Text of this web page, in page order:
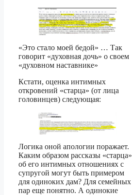
«Это стало моей бедой» … Так
говорит «духовная дочь» о своем
«духовном наставнике»
Кстати, оценка интимных
откровений «старца» (от лица
головинцев) следующая:
Логика оной апологии поражает.
Каким образом рассказы «старца»
об его интимных отношениях с
супругой могут быть примером
для одиноких дам? Для семейных
пар еще понятно. А одинокие